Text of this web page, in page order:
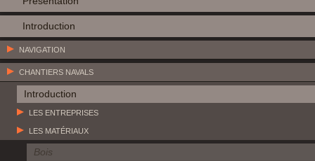
Introduction
NAVIGATION
CHANTIERS NAVALS
Introduction
LES ENTREPRISES
LES MATÉRIAUX
Bois